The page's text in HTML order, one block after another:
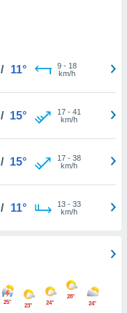
/ 11° 9- 18
km/h
/ 15° 17- 41
km/h
/ 15° 17- 38
km/h
/ 11° 13- 33
km/h
25°
23° 24°
28°
24°